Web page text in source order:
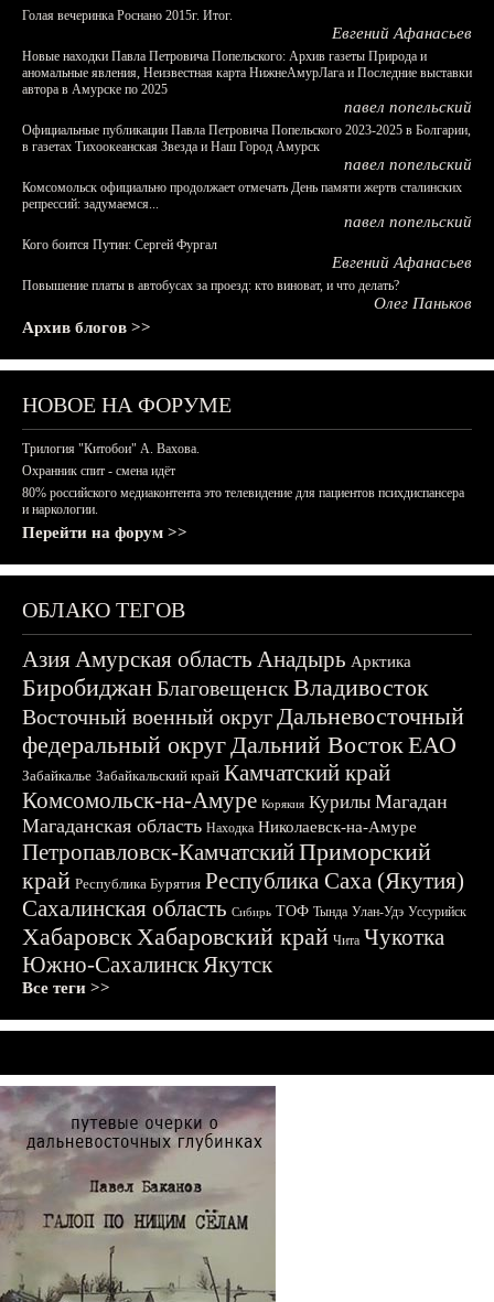
Голая вечеринка Роснано 2015г. Итог.
Евгений Афанасьев
Новые находки Павла Петровича Попельского: Архив газеты Природа и
аномальные явления, Неизвестная карта НижнеАмурЛага и Последние выставки
автора в Амурске по 2025
павел попельский
Официальные публикации Павла Петровича Попельского 2023-2025 в Болгарии,
в газетах Тихоокеанская Звезда и Наш Город Амурск
павел попельский
Комсомольск официально продолжает отмечать День памяти жертв сталинских
репрессий: задумаемся...
павел попельский
Кого боится Путин: Сергей Фургал
Евгений Афанасьев
Повышение платы в автобусах за проезд: кто виноват, и что делать?
Олег Паньков
Архив блогов >>
НОВОЕ НА ФОРУМЕ
Трилогия "Китобои" А. Вахова.
Охранник спит - смена идёт
80% российского медиаконтента это телевидение для пациентов психдиспансера
и наркологии.
Перейти на форум >>
ОБЛАКО ТЕГОВ
АзияАмурская область Анадырь Арктика
БиробиджанБлаговещенскВладивосток
Восточный военный округДальневосточный
федеральный округДальний ВостокЕАО
Забайкалье Забайкальский край Камчатский край
Комсомольск-на-Амуре Корякия Курилы Магадан
Магаданская область Находка Николаевск-на-Амуре
Петропавловск-КамчатскийПриморский
край Республика Бурятия Республика Саха (Якутия)
Сахалинская область Сибирь ТОФ Тында Улан-Удэ Уссурийск
ХабаровскХабаровский край Чита Чукотка
Южно-СахалинскЯкутск
Все теги >>